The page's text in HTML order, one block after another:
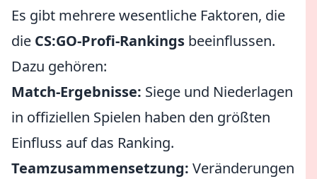
Es gibt mehrere wesentliche Faktoren, die
die CS:GO-Profi-Rankings beeinflussen.
Dazu gehören:
Match-Ergebnisse: Siege und Niederlagen
in offiziellen Spielen haben den größten
Einfluss auf das Ranking.
Teamzusammensetzung: Veränderungen